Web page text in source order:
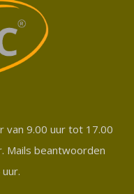
van 9.00 uur tot 17.00
Mails beantwoorden